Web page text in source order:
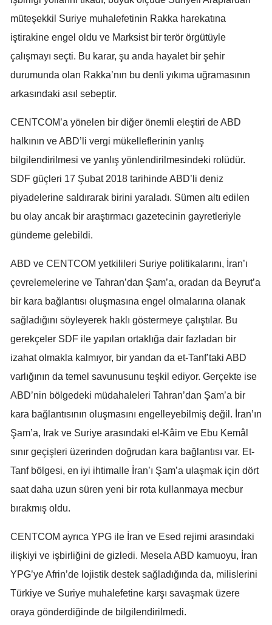
müteşekkil Suriye muhalefetinin Rakka harekatına
iştirakine engel oldu ve Marksist bir terör örgütüyle
çalışmayı seçti. Bu karar, şu anda hayalet bir şehir
durumunda olan Rakka’nın bu denli yıkıma uğramasının
arkasındaki asıl sebeptir.
CENTCOM’a yönelen bir diğer önemli eleştiri de ABD
halkının ve ABD’li vergi mükelleflerinin yanlış
bilgilendirilmesi ve yanlış yönlendirilmesindeki rolüdür.
SDF güçleri 17 Şubat 2018 tarihinde ABD’li deniz
piyadelerine saldırarak birini yaraladı. Sümen altı edilen
bu olay ancak bir araştırmacı gazetecinin gayretleriyle
gündeme gelebildi.
ABD ve CENTCOM yetkilileri Suriye politikalarını, İran’ı
çevrelemelerine ve Tahran’dan Şam’a, oradan da Beyrut’a
bir kara bağlantısı oluşmasına engel olmalarına olanak
sağladığını söyleyerek haklı göstermeye çalıştılar. Bu
gerekçeler SDF ile yapılan ortaklığa dair fazladan bir
izahat olmakla kalmıyor, bir yandan da et-Tanf’taki ABD
varlığının da temel savunusunu teşkil ediyor. Gerçekte ise
ABD’nin bölgedeki müdahaleleri Tahran’dan Şam’a bir
kara bağlantısının oluşmasını engelleyebilmiş değil. İran’ın
Şam’a, Irak ve Suriye arasındaki el-Kâim ve Ebu Kemâl
sınır geçişleri üzerinden doğrudan kara bağlantısı var. Et-
Tanf bölgesi, en iyi ihtimalle İran’ı Şam’a ulaşmak için dört
saat daha uzun süren yeni bir rota kullanmaya mecbur
bırakmış oldu.
CENTCOM ayrıca YPG ile İran ve Esed rejimi arasındaki
ilişkiyi ve işbirliğini de gizledi. Mesela ABD kamuoyu, İran
YPG’ye Afrin’de lojistik destek sağladığında da, milislerini
Türkiye ve Suriye muhalefetine karşı savaşmak üzere
oraya gönderdiğinde de bilgilendirilmedi.